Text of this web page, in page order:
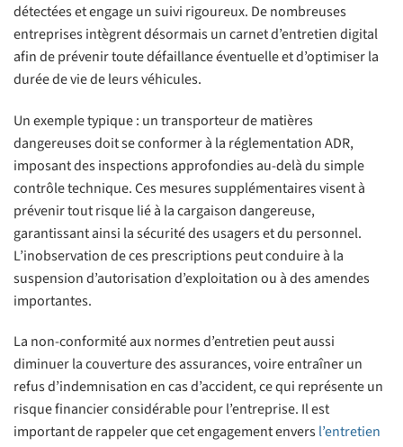
détectées et engage un suivi rigoureux. De nombreuses
entreprises intègrent désormais un carnet d’entretien digital
afin de prévenir toute défaillance éventuelle et d’optimiser la
durée de vie de leurs véhicules.
Un exemple typique : un transporteur de matières
dangereuses doit se conformer à la réglementation ADR,
imposant des inspections approfondies au-delà du simple
contrôle technique. Ces mesures supplémentaires visent à
prévenir tout risque lié à la cargaison dangereuse,
garantissant ainsi la sécurité des usagers et du personnel.
L’inobservation de ces prescriptions peut conduire à la
suspension d’autorisation d’exploitation ou à des amendes
importantes.
La non-conformité aux normes d’entretien peut aussi
diminuer la couverture des assurances, voire entraîner un
refus d’indemnisation en cas d’accident, ce qui représente un
risque financier considérable pour l’entreprise. Il est
important de rappeler que cet engagement enversl’entretien